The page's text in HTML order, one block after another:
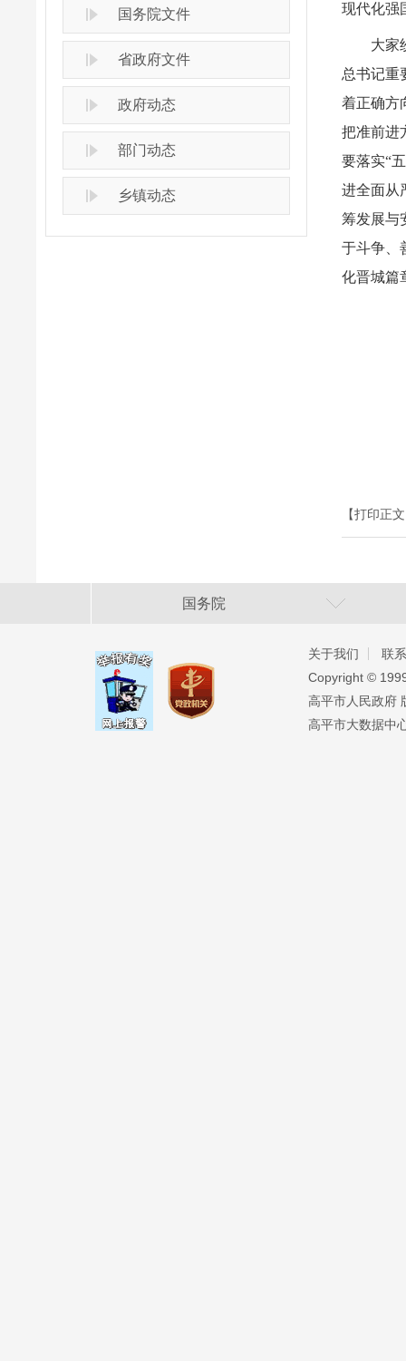
国务院文件
省政府文件
政府动态
部门动态
乡镇动态
现代化强
大家
总书记重
着正确方
把准前进
要落实“
进全面从
筹发展与
于斗争、
化晋城篇
【打印正
国务院
关于我们
联
Copyright ©️
高平市人民政府
高平市大数据